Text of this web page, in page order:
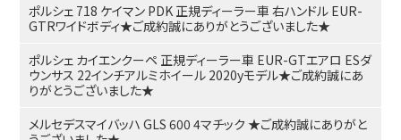
ポルシェ 718 ケイマン PDK 正規ディーラー車 右ハンドル EUR-
GTRワイドボディ★ご成約誠にありがとうございました★
ポルシェ カイエンクーペ 正規ディーラー車 EUR-GTエアロ ESダ
ウンサス 22インチアルミホイール 2020yモデル★ご成約誠にあ
りがとうございました★
メルセデスマイバッハ GLS 600 4マチック ★ご成約誠にありがと